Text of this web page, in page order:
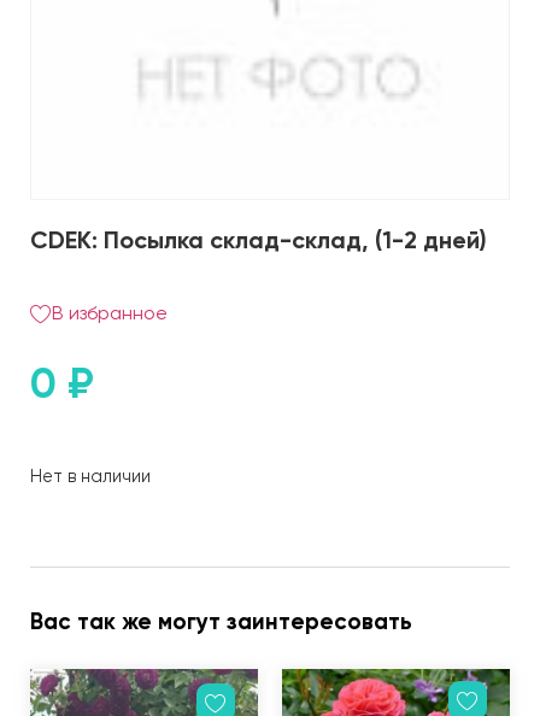
CDEK: Посылка склад-склад, (1-2 дней)
В избранное
0 ₽
Нет в наличии
Вас так же могут заинтересовать